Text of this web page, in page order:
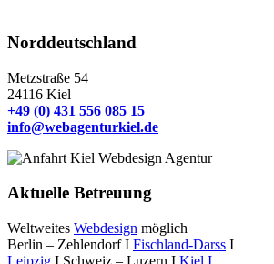
Norddeutschland
Metzstraße 54
24116 Kiel
+49 (0) 431 556 085 15
info@webagenturkiel.de
Aktuelle Betreuung
Weltweites Webdesign möglich
Berlin – Zehlendorf I Fischland-Darss I